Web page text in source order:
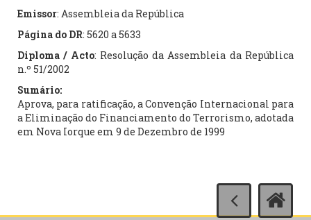
Emissor: Assembleia da República
Página do DR: 5620 a 5633
Diploma / Acto: Resolução da Assembleia da República
n.º 51/2002
Sumário:
Aprova, para ratificação, a Convenção Internacional para
a Eliminação do Financiamento do Terrorismo, adotada
em Nova Iorque em 9 de Dezembro de 1999